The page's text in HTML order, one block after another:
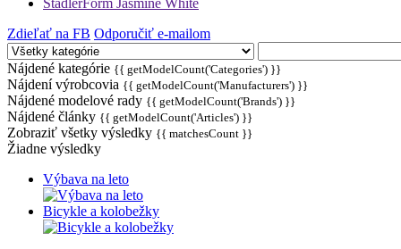
StadlerForm Jasmine White
Zdieľať na FB Odporučiť e-mailom
Nájdené kategórie {{ getModelCount('Categories') }}
Nájdení výrobcovia {{ getModelCount('Manufacturers') }}
Nájdené modelové rady {{ getModelCount('Brands') }}
Nájdené články {{ getModelCount('Articles') }}
Zobraziť všetky výsledky {{ matchesCount }}
Žiadne výsledky
Výbava na leto
Bicykle a kolobežky